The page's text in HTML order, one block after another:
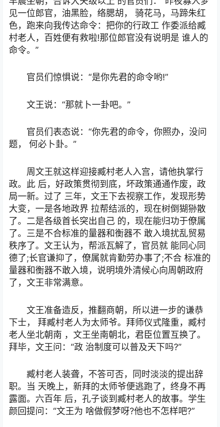
见一位郎官，油黑脸，络腮胡， 骑花马，马蹄朱红
色，跑来向我传达命令：把你的行政工 作委派给臧
村老人，百姓便有救啦!那位郎官没有说明是 谁人的
命令。”
官员们惊惧说：“是你先君的命令哟!”
文王说：“那就卜一卦吧。”
官员们表态说：“你先君的命令，你照办，没问
题， 何必卜卦。”
周文王就这样迎接臧村老人入宫，请他执掌行
政。此 后，好政策贯彻到底，坏政策通通作废，政
局一新。过了 三年，文王下去视察工作，发现形势
大变，一是各地政界 拉帮结派的，现在树倒猢狲散
了。二是各级首长突出自己 的，现在能归功于僚属
了。三是不合标准的量器和衡器不 敢入境扰乱贸易
秩序了。文王认为，帮派瓦解了，官员就 能同心同
德了;长官谦抑了，僚属就肯勤劳办事了;不合 标准的
量器和衡器不敢入境，说明境外清候心向周朝政府
了，文王非常满意。
文王准备造反，推翻商朝，所以进一步的谦恭
下士， 拜臧村老人为太师爷。拜师仪式隆重，臧村
老人坐北朝南 ，文王坐南朝北，君臣位置互换了。
拜毕，文王问：“政 治制度可以普及天下吗?”
臧村老人装聋，不答可否，同时淡淡的提出辞
职。当 天晚上，新拜的太师爷便逃跑了，终身不再
露面。六百年 后，孔子谈到臧村老人的故事。学生
颜回提问：“文王为 啥做假梦呀?他也不怎样吧?”